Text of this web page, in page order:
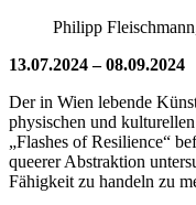
Philipp
13.07.2024 – 08.09.2024
Der in Wien lebende
physischen und
„Flashes of Resilience“
queerer Abstraktion
Fähigkeit zu handeln zu